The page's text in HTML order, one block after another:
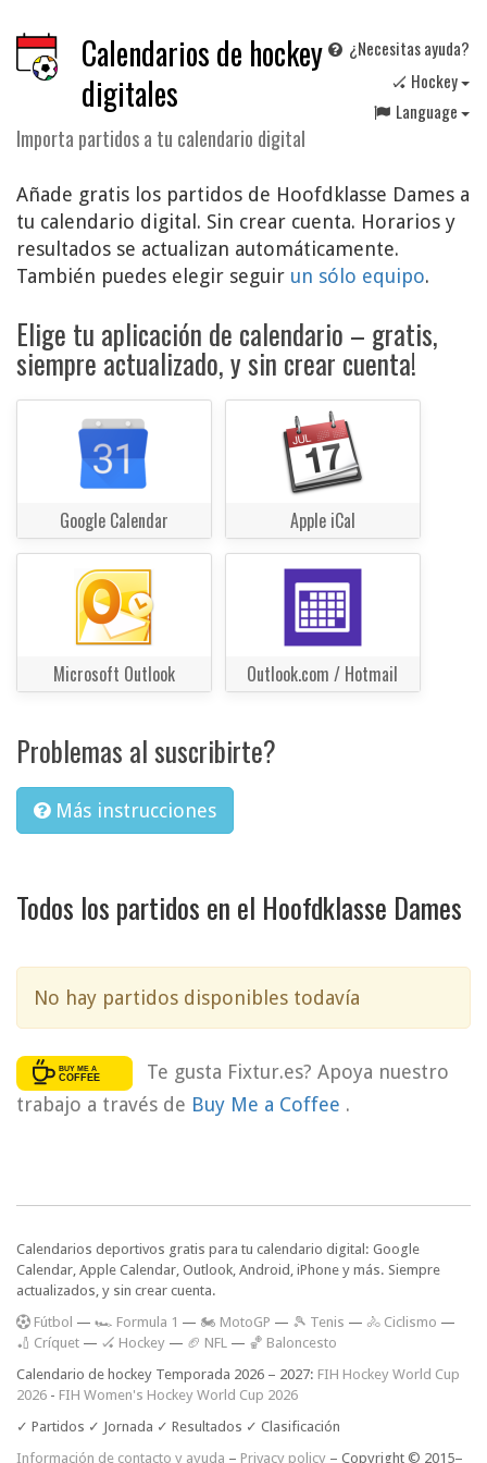
Calendarios de hockey
digitales
Importa partidos a tu calendario digital
¿Necesitas ayuda?
🏑 Hockey
Language
Añade gratis los partidos de Hoofdklasse Dames a
tu calendario digital. Sin crear cuenta. Horarios y
resultados se actualizan automáticamente.
También puedes elegir seguir un sólo equipo.
Elige tu aplicación de calendario – gratis,
siempre actualizado, y sin crear cuenta!
Google Calendar Apple iCal
Microsoft Outlook Outlook.com / Hotmail
Problemas al suscribirte?
Más instrucciones
Todos los partidos en el Hoofdklasse Dames
No hay partidos disponibles todavía
Te gusta Fixtur.es? Apoya nuestro
trabajo a través de Buy Me a Coffee .
Calendarios deportivos gratis para tu calendario digital: Google
Calendar, Apple Calendar, Outlook, Android, iPhone y más. Siempre
actualizados, y sin crear cuenta.
Fútbol — 🏎️ Formula 1 — 🏍 MotoGP — 🎾 Tenis — 🚴 Ciclismo —
🏏 Críquet — 🏑 Hockey — 🏈 NFL — 🏀 Baloncesto
Calendario de hockey Temporada 2026 – 2027: FIH Hockey World Cup
2026 - FIH Women's Hockey World Cup 2026
✓ Partidos ✓ Jornada ✓ Resultados ✓ Clasificación
Información de contacto y ayuda – Privacy policy – Copyright © 2015–